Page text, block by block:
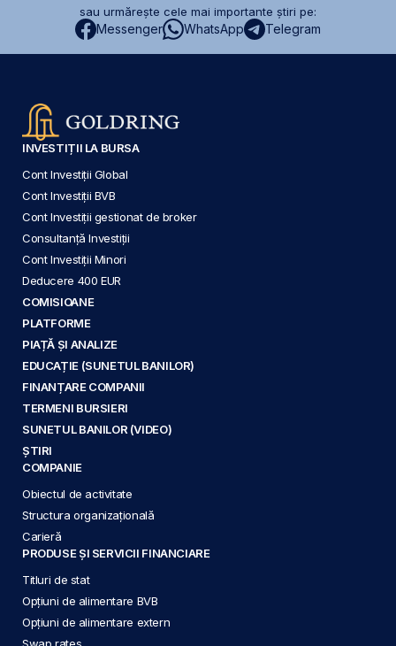
sau urmărește cele mai importante știri pe:
Messenger WhatsApp Telegram
INVESTIȚII LA BURSA
Cont Investiții Global
Cont Investiții BVB
Cont Investiții gestionat de broker
Consultanță Investiții
Cont Investiții Minori
Deducere 400 EUR
COMISIOANE
PLATFORME
PIAȚĂ ȘI ANALIZE
EDUCAȚIE (SUNETUL BANILOR)
FINANȚARE COMPANII
TERMENI BURSIERI
SUNETUL BANILOR (VIDEO)
ȘTIRI
COMPANIE
Obiectul de activitate
Structura organizațională
Carieră
PRODUSE ȘI SERVICII FINANCIARE
Titluri de stat
Opțiuni de alimentare BVB
Opțiuni de alimentare extern
Swap rates